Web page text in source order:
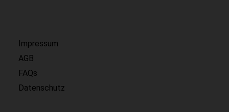
Impressum
AGB
FAQs
Datenschutz